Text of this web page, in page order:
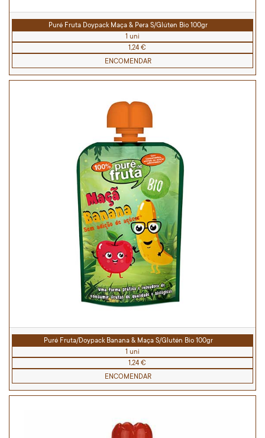
Puré Fruta Doypack Maça & Pera S/Glúten Bio 100gr
1 uni
1,24 €
ENCOMENDAR
Puré Fruta/Doypack Banana & Maça S/Glutén Bio 100gr
1 uni
1,24 €
ENCOMENDAR